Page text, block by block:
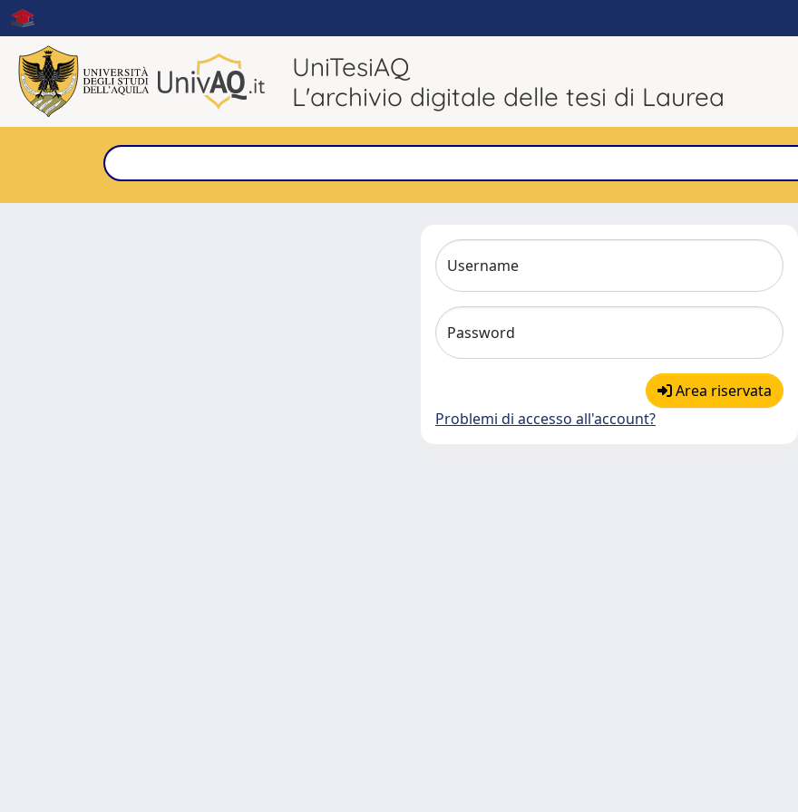
UniTesiAQ
L'archivio digitale delle tesi di Laurea
Username
Password
Area riservata
Problemi di accesso all'account?